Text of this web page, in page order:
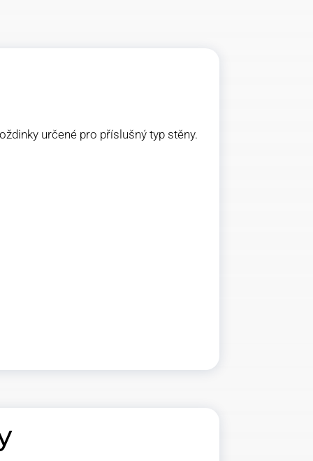
určené pro příslušný typ stěny.